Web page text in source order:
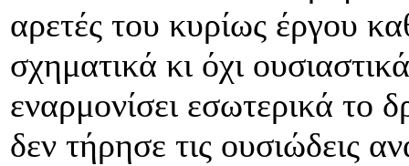
αρετές του κυρίως έργου
σχηματικά κι όχι
εναρμονίσει εσωτερικά
δεν τήρησε τις ουσιώδεις